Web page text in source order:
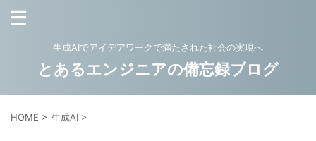
生成AIでアイデアワークで満たされた社会の実現へ
とあるエンジニアの備忘録ブログ
HOME > 生成AI >